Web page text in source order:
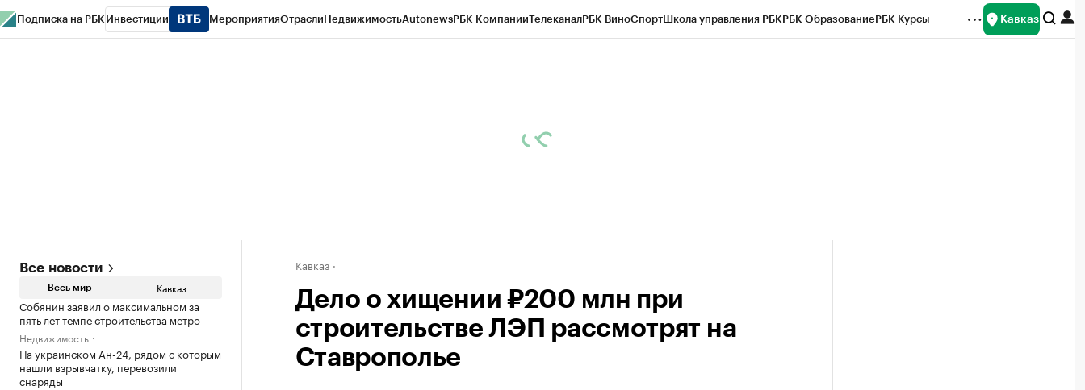
Подписка на РБК Инвестиции МероприятияОтраслиНедвижимостьAutonewsРБК КомпанииТелеканалРБК ВиноСпортШкола управления РБКРБК ОбразованиеРБК Курсы Кавказ
Все новости
Весь мир Кавказ
Собянин заявил о максимальном за
пять лет темпе строительства метро
Недвижимость
На украинском Ан-24, рядом с которым
нашли взрывчатку, перевозили
снаряды
Кавказ
Дело о хищении ₽200 млн при
строительстве ЛЭП рассмотрят на
Ставрополье